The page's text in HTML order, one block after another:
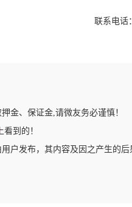
联系电话：
金、保证金,请微友务必谨慎！
看到的！
户发布，其内容及因之产生的